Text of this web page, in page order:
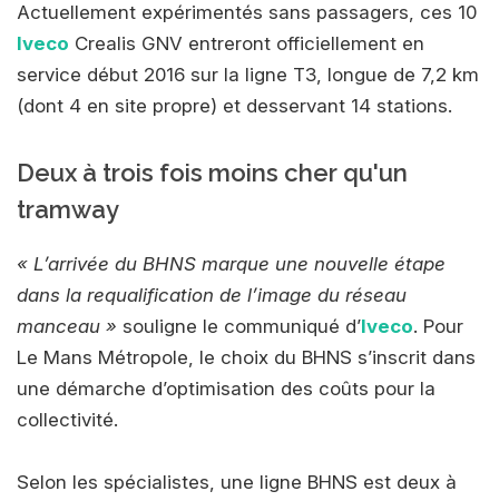
Actuellement expérimentés sans passagers, ces 10
Iveco Crealis GNV entreront officiellement en
service début 2016 sur la ligne T3, longue de 7,2 km
(dont 4 en site propre) et desservant 14 stations.
Deux à trois fois moins cher qu'un
tramway
« L’arrivée du BHNS marque une nouvelle étape
dans la requalification de l’image du réseau
manceau » souligne le communiqué d’Iveco. Pour
Le Mans Métropole, le choix du BHNS s’inscrit dans
une démarche d’optimisation des coûts pour la
collectivité.
Selon les spécialistes, une ligne BHNS est deux à